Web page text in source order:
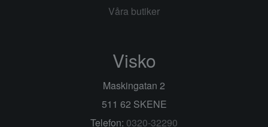
Våra butiker
Visko
Maskingatan 2
511 62 SKENE
Telefon: 0320-32290